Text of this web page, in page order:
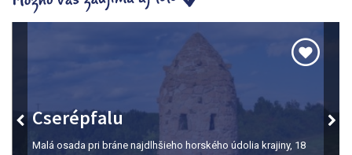
Cserépfalu
Malá osada pri bráne najdlhšieho horského údolia krajiny, 18